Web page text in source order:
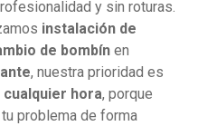
y sin roturas.
instalación de
de bombín en
, nuestra prioridad es
cualquier hora, porque
problema de forma